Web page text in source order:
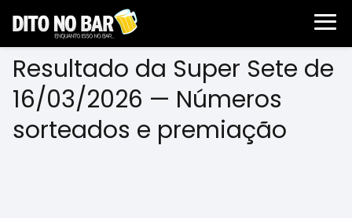
Resultado da Super Sete de
16/03/2026 — Números
sorteados e premiação